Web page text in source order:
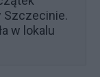
Szczecinie.
w lokalu